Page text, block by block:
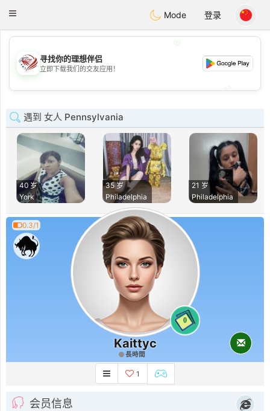
Dating
Toggle
Mode 登录
💖
💕
寻找你的理想伴侣
立即下载我们的交友应用！
遇到 女人 Pennsylvania
40 岁
York
35 岁
Philadelphia
21 岁
Philadelphia
0.3/1
0
Kaittyc
長時間
1
会员信息